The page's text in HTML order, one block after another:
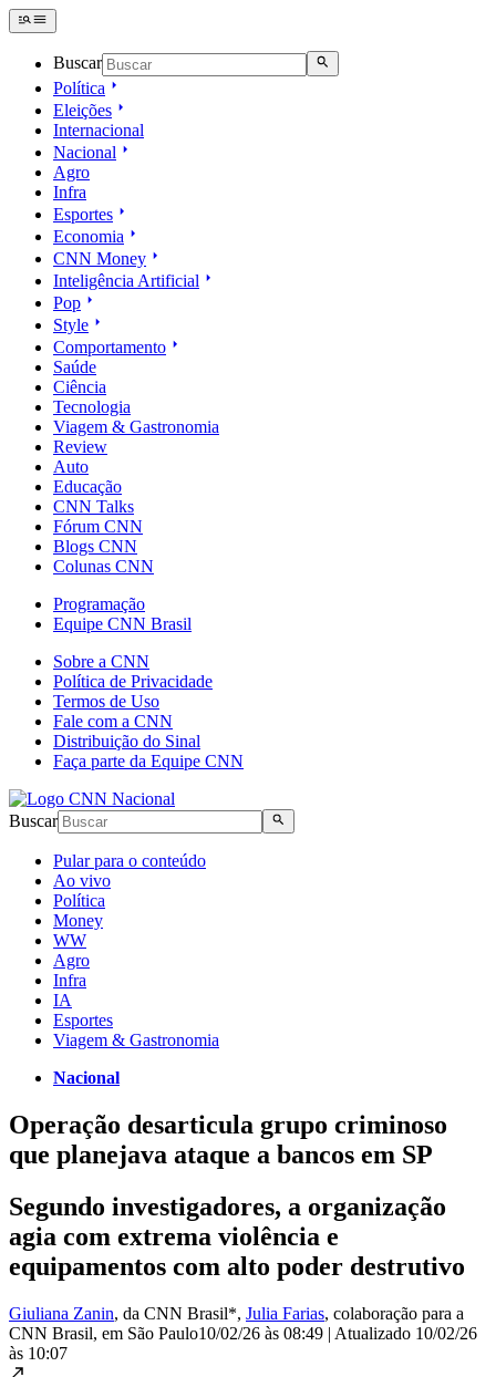
Buscar
Política
Eleições
Internacional
Nacional
Agro
Infra
Esportes
Economia
CNN Money
Inteligência Artificial
Pop
Style
Comportamento
Saúde
Ciência
Tecnologia
Viagem & Gastronomia
Review
Auto
Educação
CNN Talks
Fórum CNN
Blogs CNN
Colunas CNN
Programação
Equipe CNN Brasil
Sobre a CNN
Política de Privacidade
Termos de Uso
Fale com a CNN
Distribuição do Sinal
Faça parte da Equipe CNN
Buscar
Pular para o conteúdo
Ao vivo
Política
Money
WW
Agro
Infra
IA
Esportes
Viagem & Gastronomia
Nacional
Operação desarticula grupo criminoso
que planejava ataque a bancos em SP
Segundo investigadores, a organização
agia com extrema violência e
equipamentos com alto poder destrutivo
Giuliana Zanin, da CNN Brasil*, Julia Farias, colaboração para a
CNN Brasil, em São Paulo10/02/26 às 08:49 | Atualizado 10/02/26
às 10:07